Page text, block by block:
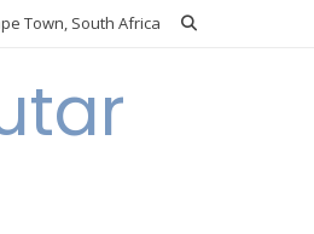
Town, South Africa